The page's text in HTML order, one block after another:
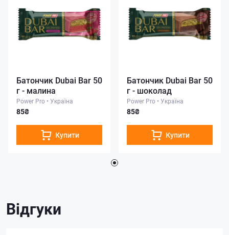
Батончик Dubai Bar 50
г - малина
Power Pro • Україна
85₴
Купити
Батончик Dubai Bar 50
г - шоколад
Power Pro • Україна
85₴
Купити
Відгуки